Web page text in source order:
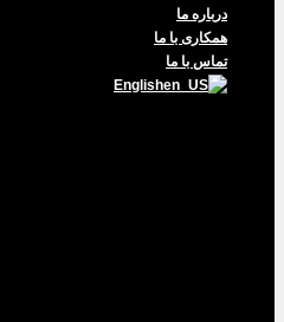
درباره ما
همکاری با ما
تماس با ما
English